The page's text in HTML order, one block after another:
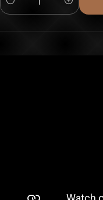
Cantidad